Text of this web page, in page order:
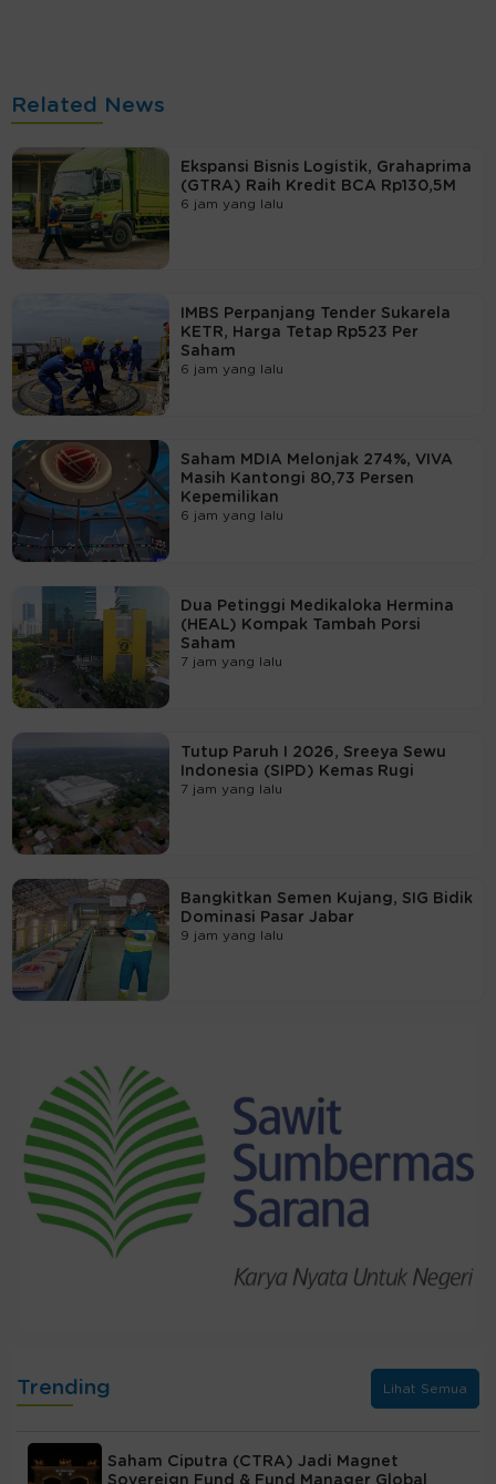
Related News
Ekspansi Bisnis Logistik, Grahaprima
(GTRA) Raih Kredit BCA Rp130,5M
6 jam yang lalu
IMBS Perpanjang Tender Sukarela
KETR, Harga Tetap Rp523 Per
Saham
6 jam yang lalu
Saham MDIA Melonjak 274%, VIVA
Masih Kantongi 80,73 Persen
Kepemilikan
6 jam yang lalu
Dua Petinggi Medikaloka Hermina
(HEAL) Kompak Tambah Porsi
Saham
7 jam yang lalu
Tutup Paruh I 2026, Sreeya Sewu
Indonesia (SIPD) Kemas Rugi
7 jam yang lalu
Bangkitkan Semen Kujang, SIG Bidik
Dominasi Pasar Jabar
9 jam yang lalu
Trending Lihat Semua
Saham Ciputra (CTRA) Jadi Magnet
Sovereign Fund & Fund Manager Global